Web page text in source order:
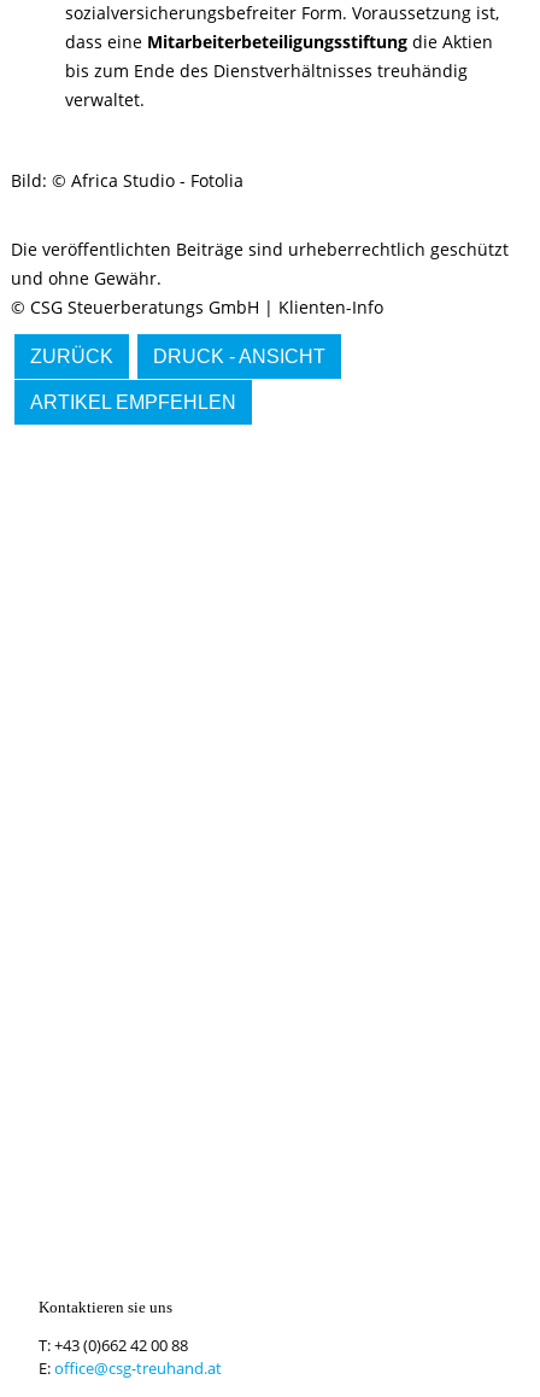
sozialversicherungsbefreiter Form. Voraussetzung ist,
dass eine Mitarbeiterbeteiligungsstiftung die Aktien
bis zum Ende des Dienstverhältnisses treuhändig
verwaltet.
Bild: © Africa Studio - Fotolia
Die veröffentlichten Beiträge sind urheberrechtlich geschützt
und ohne Gewähr.
© CSG Steuerberatungs GmbH | Klienten-Info
ZURÜCK DRUCK - ANSICHT
ARTIKEL EMPFEHLEN
Kontaktieren sie uns
T:+43 (0)662 42 00 88
E:office@csg-treuhand.at